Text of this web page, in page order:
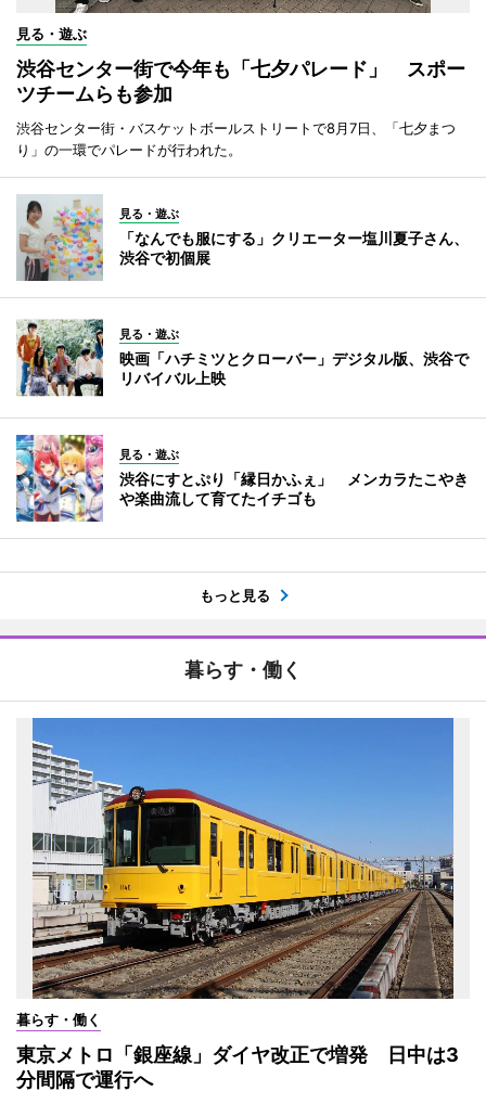
見る・遊ぶ
渋谷センター街で今年も「七夕パレード」 スポー
ツチームらも参加
渋谷センター街・バスケットボールストリートで8月7日、「七夕まつ
り」の一環でパレードが行われた。
見る・遊ぶ
「なんでも服にする」クリエーター塩川夏子さん、
渋谷で初個展
見る・遊ぶ
映画「ハチミツとクローバー」デジタル版、渋谷で
リバイバル上映
見る・遊ぶ
渋谷にすとぷり「縁日かふぇ」 メンカラたこやき
や楽曲流して育てたイチゴも
もっと見る
暮らす・働く
暮らす・働く
東京メトロ「銀座線」ダイヤ改正で増発 日中は3
分間隔で運行へ